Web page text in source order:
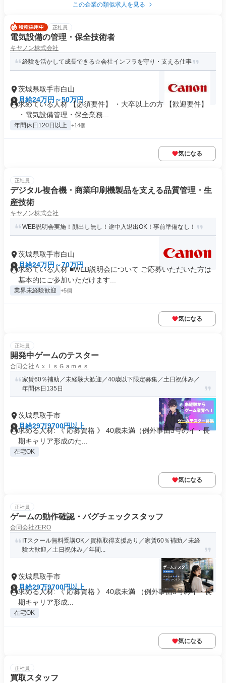
この企業の類似求人を見る
正社員
電気設備の管理・保全技術者
キヤノン株式会社
経験を活かして成長できる☆会社インフラを守り・支える仕事
茨城県取手市白山
月給24万円～50万円
求めている人材 【必須要件】 ・大卒以上の方 【歓迎要件】
・電気設備管理・保全業務...
年間休日120日以上 +14個
気になる
正社員
デジタル複合機・商業印刷機製品を支える品質管理・生
産技術
キヤノン株式会社
WEB説明会実施！顔出し無し！途中入退出OK！事前準備なし！
茨城県取手市白山
月給24万円～70万円
求めている人材 ■WEB説明会について ご応募いただいた方は
基本的にご参加いただけます...
業界未経験歓迎 +5個
気になる
正社員
開発中ゲームのテスター
合同会社ＡｘｉｓＧａｍｅｓ
家賃60％補助／未経験大歓迎／40歳以下限定募集／土日祝休み／
年間休日135日
茨城県取手市
月給29万9700円以上
求める人材: 《 応募資格 》 40歳未満（例外事由3号のイ・長
期キャリア形成のた...
在宅OK
気になる
正社員
ゲームの動作確認・バグチェックスタッフ
合同会社ZERO
ITスクール無料受講OK／資格取得支援あり／家賃60％補助／未経
験大歓迎／土日祝休み／年間...
茨城県取手市
月給29万9700円以上
求める人材: 《 応募資格 》 40歳未満 （例外事由3号のイ・長
期キャリア形成...
在宅OK
気になる
正社員
買取スタッフ